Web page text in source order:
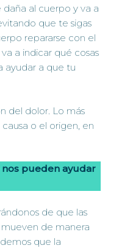
al cuerpo y va a
que te sigas
repararse con el
a indicar qué cosas
ayudar a que tu
del dolor. Lo más
o el origen, en
pueden ayudar
de que las
de manera
que la